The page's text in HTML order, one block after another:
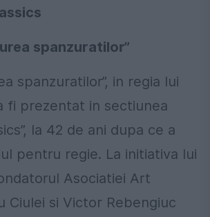
spanzuratilor”
spanzuratilor”, in regia lui
fi prezentat in sectiunea
la 42 de ani dupa ce a
pentru regie. La initiativa lui
Asociatiei Art
Ciulei si Victor Rebengiuc